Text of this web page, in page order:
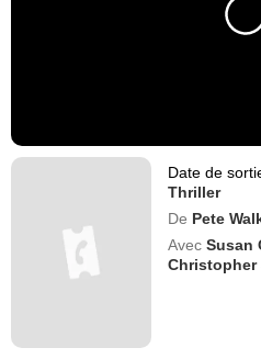
Date de
Thriller
De Pete
Avec Susan
Christopher